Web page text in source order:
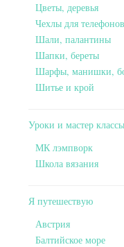
Цветы, деревья
Чехлы для
Шали, палантины
Шапки, береты
Шарфы, манишки,
Шитье и крой
Уроки и мастер
МК лэмпворк
Школа вязания
Я путешествую
Австрия
Балтийское море